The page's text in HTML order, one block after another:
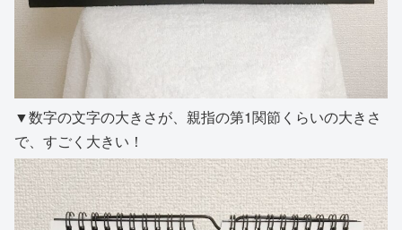
▼数字の文字の大きさが、親指の第1関節くらいの大きさ
で、すごく大きい！